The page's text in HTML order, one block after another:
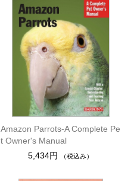
Amazon Parrots-A Complete Pe
t Owner's Manual
5,434円
（税込み）